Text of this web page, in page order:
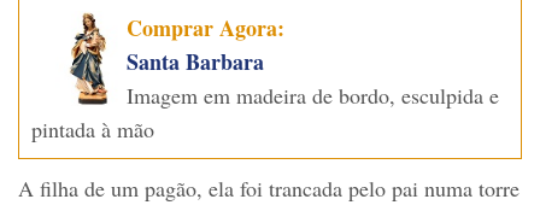
Comprar Agora:
Santa Barbara
Imagem em madeira de bordo, esculpida e
pintada à mão
A filha de um pagão, ela foi trancada pelo pai numa torre